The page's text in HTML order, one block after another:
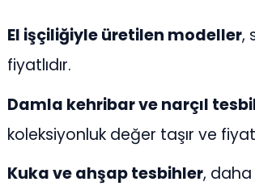
El işçiliğiyle üretilen modeller,
fiyatlıdır.
Damla kehribar ve narçıl
koleksiyonluk değer taşır ve
Kuka ve ahşap tesbihler,